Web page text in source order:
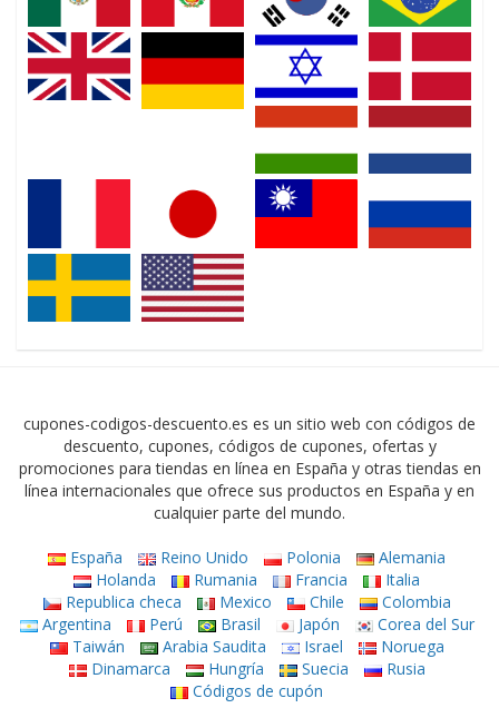
cupones-codigos-descuento.es es un sitio web con códigos de
descuento, cupones, códigos de cupones, ofertas y
promociones para tiendas en línea en España y otras tiendas en
línea internacionales que ofrece sus productos en España y en
cualquier parte del mundo.
España Reino Unido Polonia
Alemania
Holanda
Rumania Francia
Italia
Republica checa
Mexico Chile
Colombia
Argentina
Perú Brasil Japón
Corea del Sur
Taiwán
Arabia Saudita Israel
Noruega
Dinamarca
Hungría Suecia
Rusia
Códigos de cupón